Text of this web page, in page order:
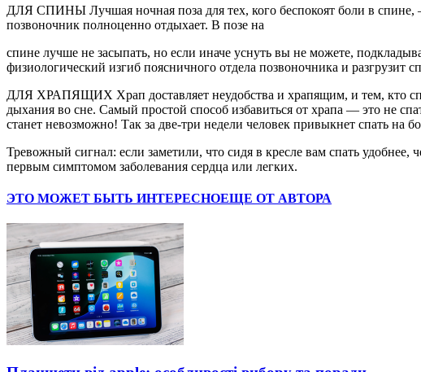
ДЛЯ СПИНЫ Лучшая ночная поза для тех, кого беспокоят боли в
позвоночник полноценно отдыхает. В позе на
спине лучше не засыпать, но если иначе уснуть вы не можете,
физиологический изгиб поясничного отдела позвоночника и разгрузит
ДЛЯ ХРАПЯЩИХ Храп доставляет неудобства и храпящим, и тем, кто
дыхания во сне. Самый простой способ избавиться от храпа — это не
станет невозможно! Так за две-три недели человек привыкнет спать на
Тревожный сигнал: если заметили, что сидя в кресле вам спать
первым симптомом заболевания сердца или легких.
ЭТО МОЖЕТ БЫТЬ ИНТЕРЕСНОЕЩЕ ОТ АВТОРА